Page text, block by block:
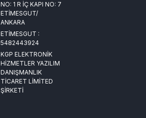
NO: 1 R İÇ KAPI NO: 7
ETİMESGUT/
ANKARA
ETİMESGUT :
5482443924
KGP ELEKTRONİK
HİZMETLER YAZILIM
DANIŞMANLIK
TİCARET LİMİTED
ŞİRKETİ